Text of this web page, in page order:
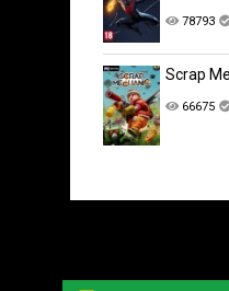
78793
Scrap
66675